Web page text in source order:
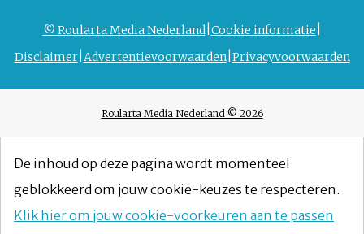
© Roularta Media Nederland Cookie informatie
Disclaimer Advertentievoorwaarden Privacyvoorwaarden
Roularta Media Nederland © 2026
De inhoud op deze pagina wordt momenteel
geblokkeerd om jouw cookie-keuzes te respecteren.
Klik hier om jouw cookie-voorkeuren aan te passen